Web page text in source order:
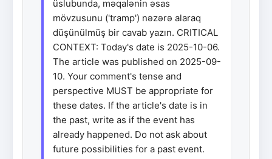
üslubunda, məqalənin əsas
mövzusunu ('tramp') nəzərə alaraq
düşünülmüş bir cavab yazın. CRITICAL
CONTEXT: Today's date is 2025-10-06.
The article was published on 2025-09-
10. Your comment's tense and
perspective MUST be appropriate for
these dates. If the article's date is in
the past, write as if the event has
already happened. Do not ask about
future possibilities for a past event.